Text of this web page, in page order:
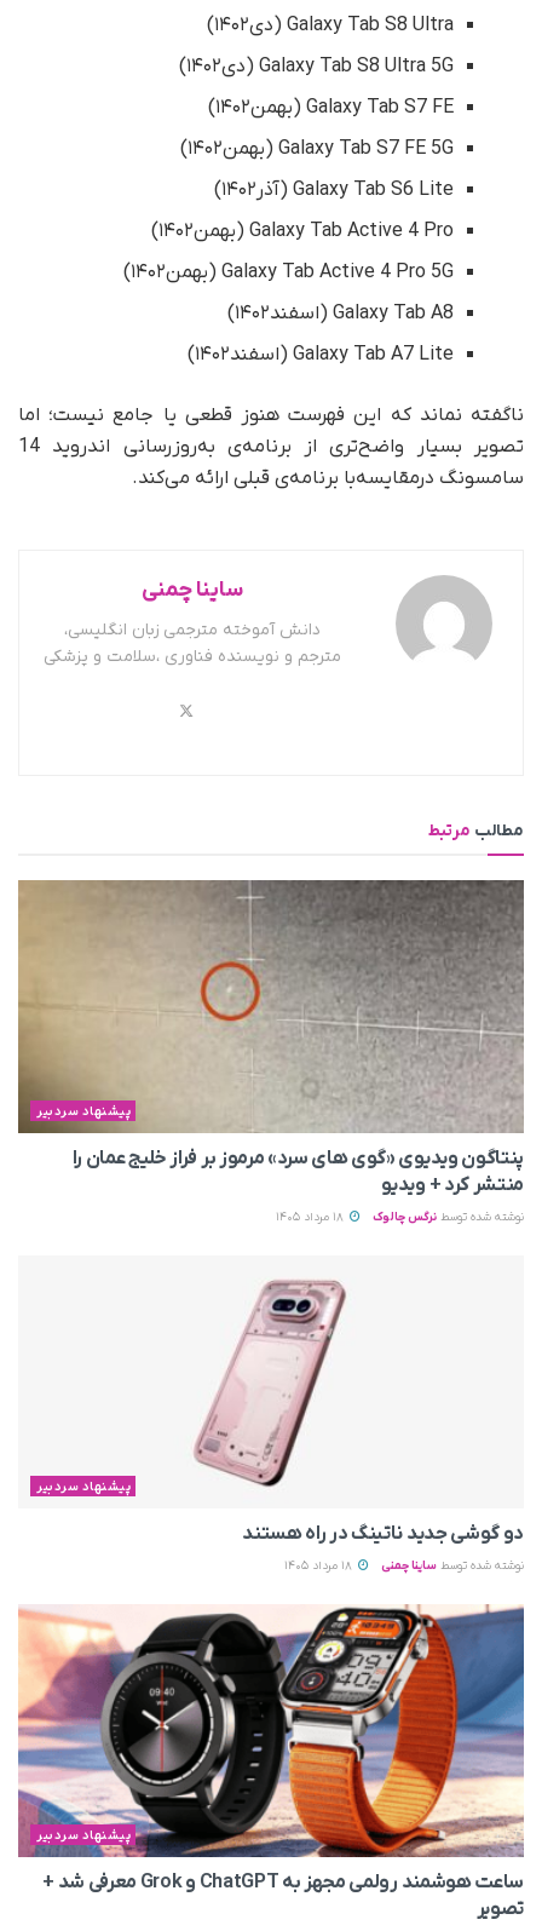
Galaxy Tab S8 Ultra (دی۱۴۰۲)
Galaxy Tab S8 Ultra 5G (دی۱۴۰۲)
Galaxy Tab S7 FE (بهمن۱۴۰۲)
Galaxy Tab S7 FE 5G (بهمن۱۴۰۲)
Galaxy Tab S6 Lite (آذر۱۴۰۲)
Galaxy Tab Active 4 Pro (بهمن۱۴۰۲)
Galaxy Tab Active 4 Pro 5G (بهمن۱۴۰۲)
Galaxy Tab A8 (اسفند۱۴۰۲)
Galaxy Tab A7 Lite (اسفند۱۴۰۲)
ناگفته نماند که این فهرست هنوز قطعی یا جامع نیست؛ اما
تصویر بسیار واضح‌تری از برنامه‌ی به‌روزرسانی اندروید 14
سامسونگ درمقایسه‌با برنامه‌ی قبلی ارائه می‌کند.
ساینا چمنی
دانش آموخته مترجمی زبان انگلیسی،
مترجم و نویسنده فناوری ،سلامت و پزشکی
مطالب مرتبط
پیشنهاد سردبیر
پنتاگون ویدیوی «گوی های سرد» مرموز بر فراز خلیج عمان را
منتشر کرد + ویدیو
نوشته شده توسط نرگس چالوک
پیشنهاد سردبیر
دو گوشی جدید ناتینگ در راه هستند
نوشته شده توسط ساینا چمنی
پیشنهاد سردبیر
ساعت هوشمند رولمی مجهز به ChatGPT و Grok معرفی شد +
تصویر